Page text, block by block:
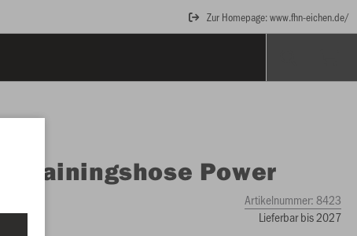
Zur Homepage: www.fhn-eichen.de/
Trainingshose Power
Artikelnummer:8423
Lieferbar bis 2027